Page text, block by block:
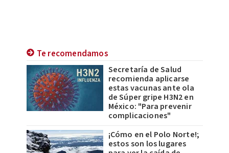
Te recomendamos
Secretaría de Salud
recomienda aplicarse
estas vacunas ante ola
de Súper gripe H3N2 en
México: "Para prevenir
complicaciones"
¡Cómo en el Polo Norte!;
estos son los lugares